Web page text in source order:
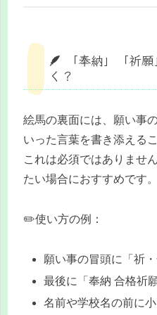
🪶 「奉納」「祈
く？
絵馬の裏面には、願い事
いった言葉を書き添える
これは必須ではありませ
たい場合におすすめです。
✏️使い方の例：
願い事の冒頭に「祈・
最後に「奉納 合格祈願
名前や学校名の前に